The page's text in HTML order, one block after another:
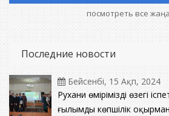
посмотреть все
Последние новости
Бейсенбі, 15 Ақп, 2024
Рухани өміріміздің өзегі
ғылымды көпшілік